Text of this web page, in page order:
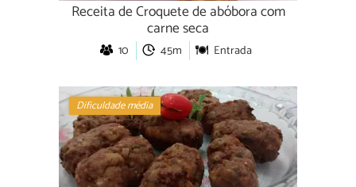
Receita de Croquete de abóbora com
carne seca
10 45m Entrada
Dificuldade média